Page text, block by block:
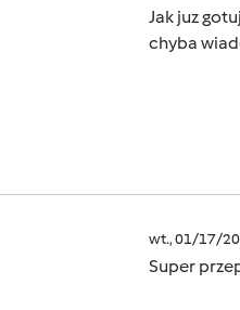
Jak juz
chyba
wt., 01/17/
Super